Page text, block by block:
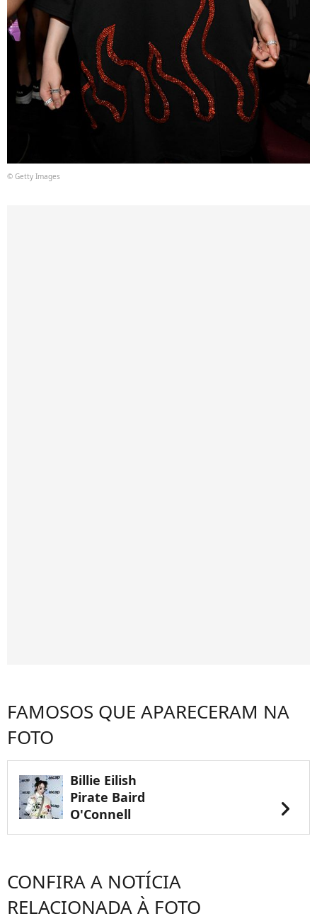
© Getty Images
FAMOSOS QUE APARECERAM NA
FOTO
Billie Eilish
Pirate Baird
O'Connell
chevron_right
CONFIRA A NOTÍCIA
RELACIONADA À FOTO